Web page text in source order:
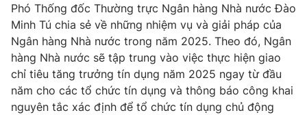
THỜI BÁO VTV
Phó Thống đốc Thường trực Ngân hàng Nhà nước Đào
Minh Tú chia sẻ về những nhiệm vụ và giải pháp của
Ngân hàng Nhà nước trong năm 2025. Theo đó, Ngân
hàng Nhà nước sẽ tập trung vào việc thực hiện giao
chỉ tiêu tăng trưởng tín dụng năm 2025 ngay từ đầu
năm cho các tổ chức tín dụng và thông báo công khai
nguyên tắc xác định để tổ chức tín dụng chủ động